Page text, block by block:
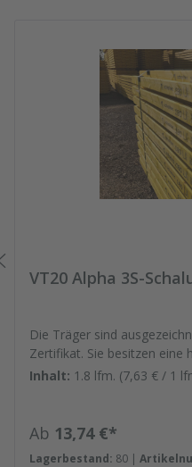
VT20 Alpha 3S-
Die Träger sind
Zertifikat. Sie besitzen eine
die gesamte Trägerlänge,
h = 20 cm - Gurt: h = 4,0
kNm - Steifigkeit (E x J):
Inhalt: 1.8 lfm. (7,63 € / 1
Regulärer Preis:
Ab 13,74 €*
Lagerbestand: 80 |